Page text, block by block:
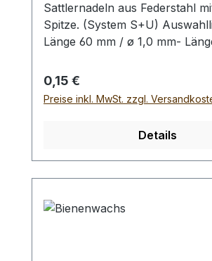
Sattlernadeln aus Federstahl
Spitze. (System S+U)
Länge 60 mm / ø 1,0 mm-
einer Bestellung von 1 Stück
1 Nadel der gewählten Größe.
Regulärer Preis:
0,15 €
Preise inkl. MwSt. zzgl.
Details